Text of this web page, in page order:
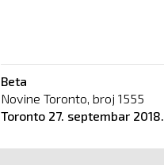
Beta
Novine Toronto, broj 1555
Toronto 27. septembar 2018.